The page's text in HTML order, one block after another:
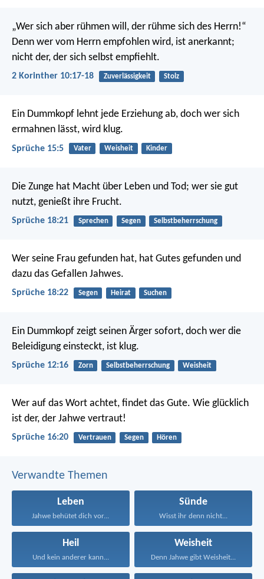
„Wer sich aber rühmen will, der rühme sich des Herrn!“
Denn wer vom Herrn empfohlen wird, ist anerkannt;
nicht der, der sich selbst empfiehlt.
2 Korinther 10:17-18 Zuverlässigkeit Stolz
Ein Dummkopf lehnt jede Erziehung ab, doch wer sich
ermahnen lässt, wird klug.
Sprüche 15:5 Vater Weisheit Kinder
Die Zunge hat Macht über Leben und Tod; wer sie gut
nutzt, genießt ihre Frucht.
Sprüche 18:21 Sprechen Segen Selbstbeherrschung
Wer seine Frau gefunden hat, hat Gutes gefunden und
dazu das Gefallen Jahwes.
Sprüche 18:22 Segen Heirat Suchen
Ein Dummkopf zeigt seinen Ärger sofort, doch wer die
Beleidigung einsteckt, ist klug.
Sprüche 12:16 Zorn Selbstbeherrschung Weisheit
Wer auf das Wort achtet, findet das Gute. Wie glücklich
ist der, der Jahwe vertraut!
Sprüche 16:20 Vertrauen Segen Hören
Verwandte Themen
Leben
Jahwe behütet dich vor...
Sünde
Wisst ihr denn nicht...
Heil
Und kein anderer kann...
Weisheit
Denn Jahwe gibt Weisheit...